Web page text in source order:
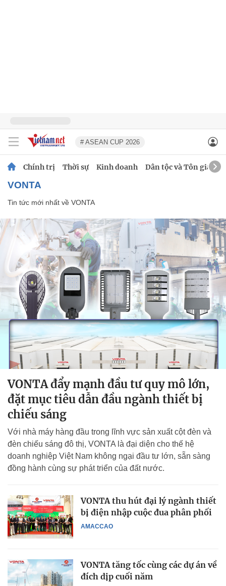
# ASEAN CUP 2026
Chính trị Thời sự Kinh doanh Dân tộc và Tôn giáo
VONTA
Tin tức mới nhất về VONTA
VONTA đẩy mạnh đầu tư quy mô lớn,
đặt mục tiêu dẫn đầu ngành thiết bị
chiếu sáng
Với nhà máy hàng đầu trong lĩnh vực sản xuất cột đèn và
đèn chiếu sáng đô thị, VONTA là đại diện cho thế hệ
doanh nghiệp Việt Nam không ngại đầu tư lớn, sẵn sàng
đồng hành cùng sự phát triển của đất nước.
AMACCAO
VONTA thu hút đại lý ngành thiết
bị điện nhập cuộc đua phân phối
VONTA tăng tốc cùng các dự án về
đích dịp cuối năm